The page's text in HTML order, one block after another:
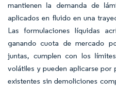
mantienen la demanda de
aplicados en fluido en una
Las formulaciones líquidas
ganando cuota de mercado
juntas, cumplen con los
volátiles y pueden aplicarse por
existentes sin demoliciones